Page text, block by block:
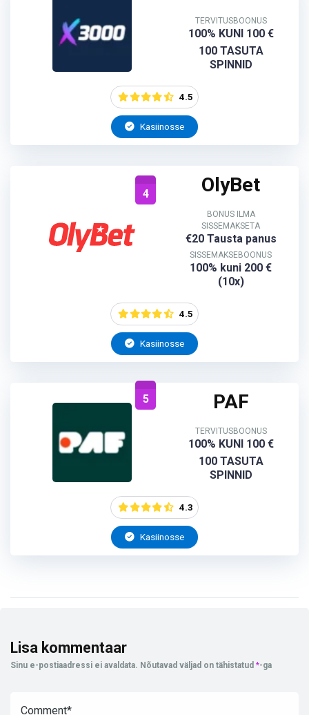
TERVITUSBOONUS
100% KUNI 100 €
100 TASUTA
SPINNID
4.5
Kasiinosse
4 OlyBet
BONUS ILMA
SISSEMAKSETA
€20 Tausta panus
SISSEMAKSEBOONUS
100% kuni 200 €
(10x)
4.5
Kasiinosse
5 PAF
TERVITUSBOONUS
100% KUNI 100 €
100 TASUTA
SPINNID
4.3
Kasiinosse
Lisa kommentaar
Sinu e-postiaadressi ei avaldata. Nõutavad väljad on tähistatud *-ga